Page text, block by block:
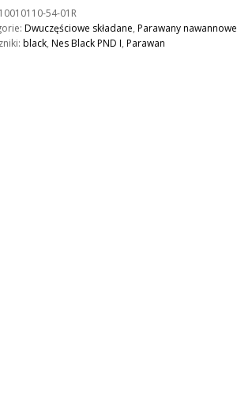
10010110-54-01R
Dwuczęściowe składane, Parawany nawannowe
black, Nes Black PND I, Parawan